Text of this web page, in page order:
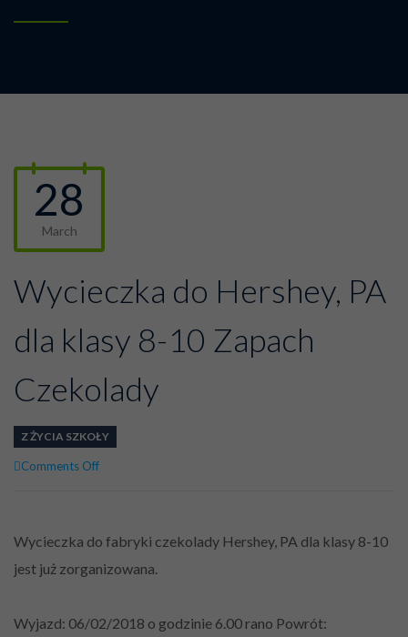
28
March
Wycieczka do Hershey, PA
dla klasy 8-10 Zapach
Czekolady
Z ŻYCIA SZKOŁY
Comments Offon
PA
klasy
Zapach
Wycieczka do fabryki czekolady Hershey, PA dla klasy 8-10
jest już zorganizowana.
Wyjazd: 06/02/2018 o godzinie 6.00 rano Powrót: